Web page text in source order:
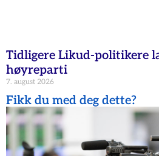
Tidligere Likud-politikere
høyreparti
7. august 2026
Fikk du med deg dette?